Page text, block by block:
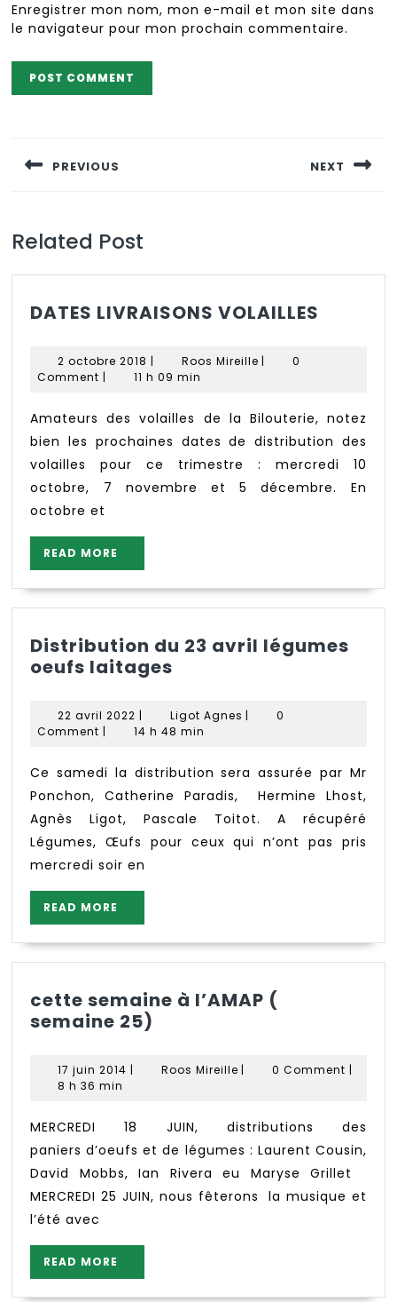
Enregistrer mon nom, mon e-mail et mon site dans
le navigateur pour mon prochain commentaire.
l’article
PREVIOUS NEXT
Related Post
DATES LIVRAISONS VOLAILLES
2 octobre 2018 2
octobre
| Roos MireilleRoos
|
0
Comment | 11 h 09 min
Amateurs des volailles de la Bilouterie, notez
bien les prochaines dates de distribution des
volailles pour ce trimestre : mercredi 10
octobre, 7 novembre et 5 décembre. En
octobre et
READ MORE
MORE
Distribution du 23 avril légumes
oeufs laitages
23
avril
oeufs
laitages
22 avril 2022 22
avril
| Ligot Agnes Ligot
|
0
Comment | 14 h 48 min
Ce samedi la distribution sera assurée par Mr
Ponchon, Catherine Paradis, Hermine Lhost,
Agnès Ligot, Pascale Toitot. A récupéré
Légumes, Œufs pour ceux qui n’ont pas pris
mercredi soir en
READ MORE
MORE
cette semaine à l’AMAP (
semaine 25)
à
semaine
25)
17 juin 2014 17| Roos MireilleRoos
| 0 Comment |
8 h 36 min
MERCREDI 18 JUIN, distributions des
paniers d’oeufs et de légumes : Laurent Cousin,
David Mobbs, Ian Rivera eu Maryse Grillet
MERCREDI 25 JUIN, nous fêterons la musique et
l’été avec
READ MORE
MORE